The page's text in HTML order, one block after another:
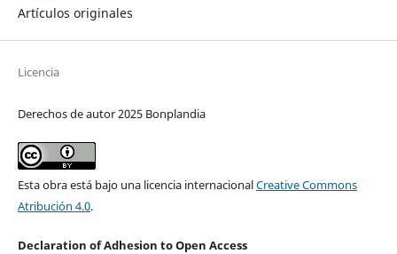
Artículos originales
Licencia
Derechos de autor 2025 Bonplandia
Esta obra está bajo una licencia internacionalCreative Commons
Atribución 4.0.
Declaration of Adhesion to Open Access